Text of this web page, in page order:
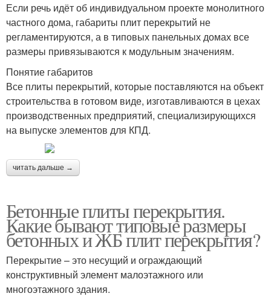
Если речь идёт об индивидуальном проекте монолитного
частного дома, габариты плит перекрытий не
регламентируются, а в типовых панельных домах все
размеры привязываются к модульным значениям.
Понятие габаритов
Все плиты перекрытий, которые поставляются на объект
строительства в готовом виде, изготавливаются в цехах
производственных предприятий, специализирующихся
на выпуске элементов для КПД.
читать дальше →
Бетонные плиты перекрытия.
Какие бывают типовые размеры
бетонных и ЖБ плит перекрытия?
Перекрытие – это несущий и ограждающий
конструктивный элемент малоэтажного или
многоэтажного здания.